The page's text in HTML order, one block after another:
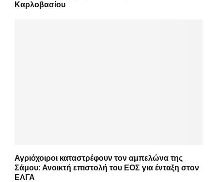
Καρλοβασίου
Αγριόχοιροι καταστρέφουν τον αμπελώνα της
Σάμου: Ανοικτή επιστολή του ΕΟΣ για ένταξη στον
ΕΛΓΑ